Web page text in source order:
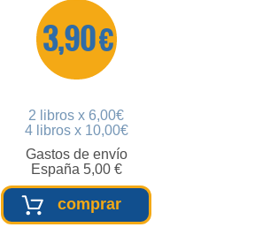
3,90 €
2 libros x 6,00€
4 libros x 10,00€
Gastos de envío
España 5,00 €
comprar